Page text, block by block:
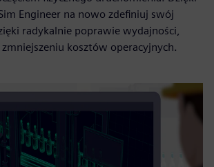
Engineer na nowo zdefiniuj swój
radykalnie poprawie wydajności,
kosztów operacyjnych.